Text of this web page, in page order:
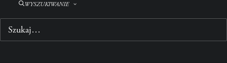
WYSZUKIWANIE